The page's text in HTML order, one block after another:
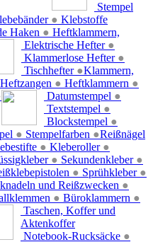
●
Haken ●
Elektrische Hefter ●
Klammerlose Hefter ●
Tischhefter ●
Heftzangen ● Heftklammern ●
Stempel
Datumstempel ●
Textstempel ●
Blockstempel ●
● Stempelfarben ●
Klebstoffe
● Kleberoller ●
● Sekundenkleber ●
● Sprühkleber ●
Heftklammern,
Klammern,
Reißnägel
und Reißzwecken ●
● Büroklammern ●
Taschen, Koffer und
Aktenkoffer
Notebook-Rucksäcke ●